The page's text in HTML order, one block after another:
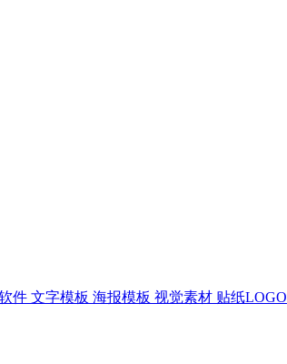
件 文字模板 海报模板 视觉素材 贴纸LOGO